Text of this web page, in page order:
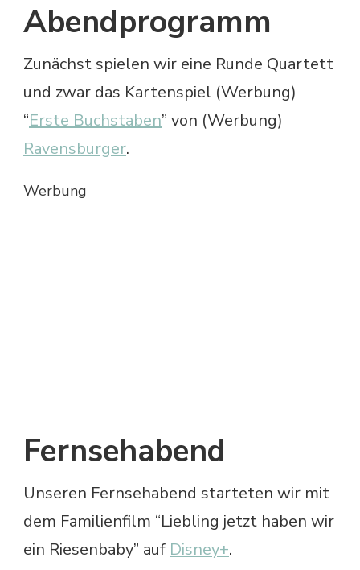
Abendprogramm
Zunächst spielen wir eine Runde Quartett
und zwar das Kartenspiel (Werbung)
“Erste Buchstaben” von (Werbung)
Ravensburger.
Werbung
Fernsehabend
Unseren Fernsehabend starteten wir mit
dem Familienfilm “Liebling jetzt haben wir
ein Riesenbaby” auf Disney+.